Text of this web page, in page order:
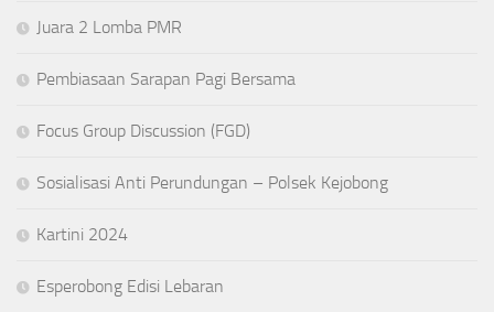
Juara 2 Lomba PMR
Pembiasaan Sarapan Pagi Bersama
Focus Group Discussion (FGD)
Sosialisasi Anti Perundungan – Polsek Kejobong
Kartini 2024
Esperobong Edisi Lebaran